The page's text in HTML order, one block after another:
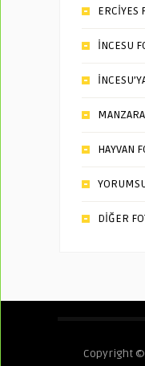
ERCİYES
İNCESU
HAYVAN
DİĞER
Copyright ©